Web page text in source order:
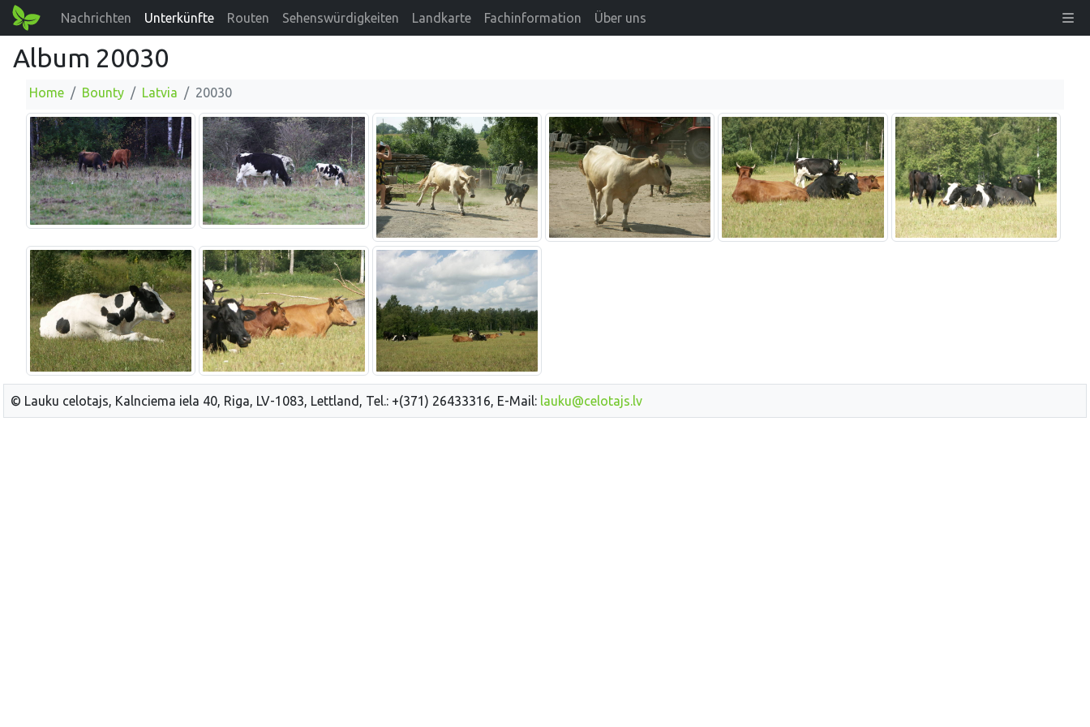
Nachrichten Unterkünfte Routen Sehenswürdigkeiten Landkarte Fachinformation Über uns
Album 20030
Home Bounty Latvia 20030
© Lauku celotajs, Kalnciema iela 40, Riga, LV-1083, Lettland, Tel.: +(371) 26433316, E-Mail: lauku@celotajs.lv